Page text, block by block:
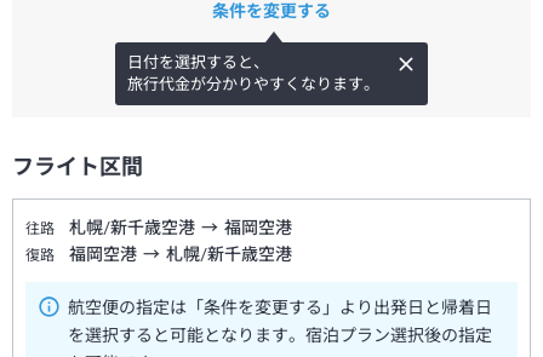
条件を変更する
日付を選択すると、
旅行代金が分かりやすくなります。
フライト区間
往路 札幌/新千歳空港 → 福岡空港
復路 福岡空港 → 札幌/新千歳空港
航空便の指定は「条件を変更する」より出発日と帰着日
を選択すると可能となります。宿泊プラン選択後の指定